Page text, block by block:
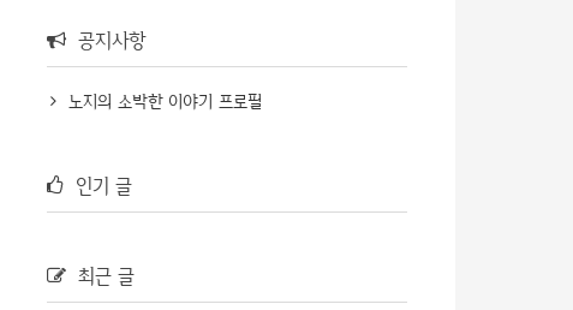
공지사항
노지의 소박한 이야기 프로필
인기 글
최근 글